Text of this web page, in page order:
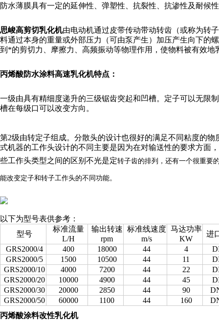
防水薄膜具有一定的延伸性、弹塑性、抗裂性、抗渗性及耐候
思峻高剪切乳化机由电动机通过皮带传动带动转齿（或称为转
料通过本身的重量或外部压力（可由泵产生）加压产生向下的
到*的剪切力、摩擦力、高频振动等物理作用，使物料被有效
丙烯酸防水涂料高速乳化机特点：
一级由具有精细度递升的三级锯齿突起和凹槽。定子可以无限
槽在每级口可以改变方向。
第2级由转定子组成。分散头的设计也很好的满足不同粘度的
式机器的工作头设计的不同主要是因为在对输送性的要求方面
些工作头类型之间的区别不光是定转子齿的排列，还有一个很重要
能改变定子和转子工作头的不同功能。
以下为型号表供参考：
型号
标准流量
L/H
输出转速
rpm
标准线速度
m/s
马达功率
KW
进
GRS2000/4
400 18000 44 4
GRS2000/5
1500 10500 44 11
GRS2000/10
4000 7200 44 22
GRS2000/20
10000 4900 44 45
GRS2000/30
20000 2850 44 90
GRS2000/50
60000 1100 44 160
丙烯酸涂料改性乳化机